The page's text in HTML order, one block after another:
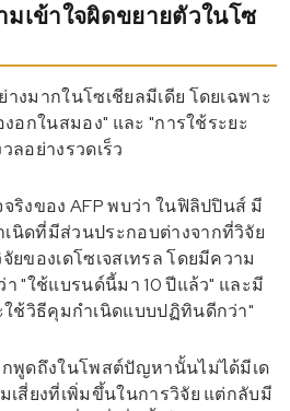
เข้าใจผิดขยายตัวในโซ
งมากในโซเชียลมีเดีย โดยเฉพาะ
อกในสมอง" และ "การใช้ระยะ
ลอย่างรวดเร็ว
ริงของ AFP พบว่า ในฟิลิปปินส์ มี
นิดที่มีส่วนประกอบต่างจากที่วิจัย
ยของเดโซเจสเทรล โดยมีความ
"ใช้แบรนด์นี้มา 10 ปีแล้ว" และมี
ใช้วิธีคุมกำเนิดแบบปฏิทินดีกว่า"
พูดถึงในโพสต์ปัญหานั้นไม่ได้มีเด
เสี่ยงที่เพิ่มขึ้นในการวิจัย แต่กลับมี